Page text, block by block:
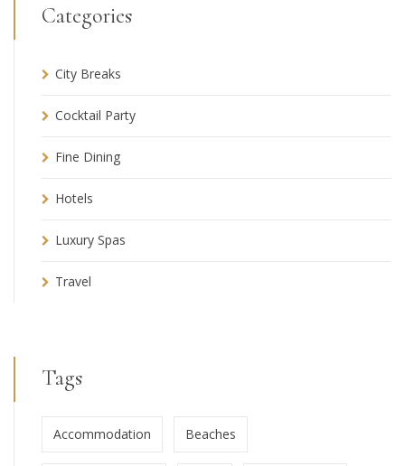
Categories
City Breaks
Cocktail Party
Fine Dining
Hotels
Luxury Spas
Travel
Tags
Accommodation Beaches